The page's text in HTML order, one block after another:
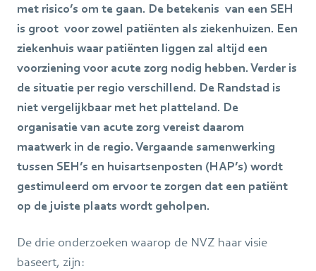
met risico’s om te gaan. De betekenis van een SEH
is groot voor zowel patiënten als ziekenhuizen. Een
ziekenhuis waar patiënten liggen zal altijd een
voorziening voor acute zorg nodig hebben. Verder is
de situatie per regio verschillend. De Randstad is
niet vergelijkbaar met het platteland. De
organisatie van acute zorg vereist daarom
maatwerk in de regio. Vergaande samenwerking
tussen SEH’s en huisartsenposten (HAP’s) wordt
gestimuleerd om ervoor te zorgen dat een patiënt
op de juiste plaats wordt geholpen.
De drie onderzoeken waarop de NVZ haar visie
baseert, zijn: